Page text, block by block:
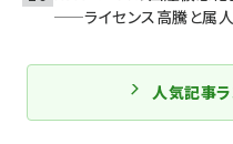
——ライセンス高騰と属
人気記事